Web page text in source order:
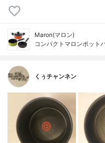
Maron(マロン)
コンパクトマロンポット
くぅチャンネン